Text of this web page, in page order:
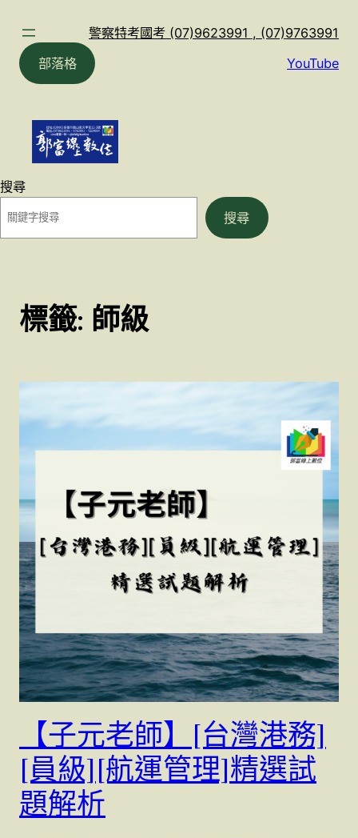
警察特考國考 (07)9623991 , (07)9763991
部落格
YouTube
搜尋
搜尋
標籤: 師級
【子元老師】[台灣港務]
[員級][航運管理]精選試
題解析